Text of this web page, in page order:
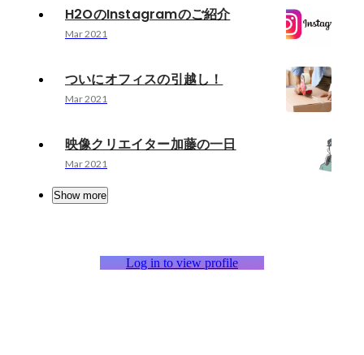
H2OのInstagramのご紹介
Mar 2021
ついにオフィスの引越し！
Mar 2021
映像クリエイター加藤の一日
Mar 2021
Show more
Log in to view profile